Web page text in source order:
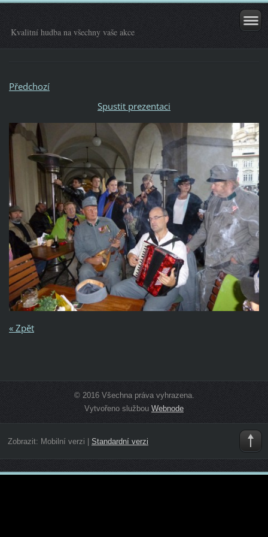
Kvalitní hudba na všechny vaše akce
Předchozí
Spustit prezentaci
« Zpět
© 2016 Všechna práva vyhrazena.
Vytvořeno službou Webnode
Zobrazit: Mobilní verzi Standardní verzi